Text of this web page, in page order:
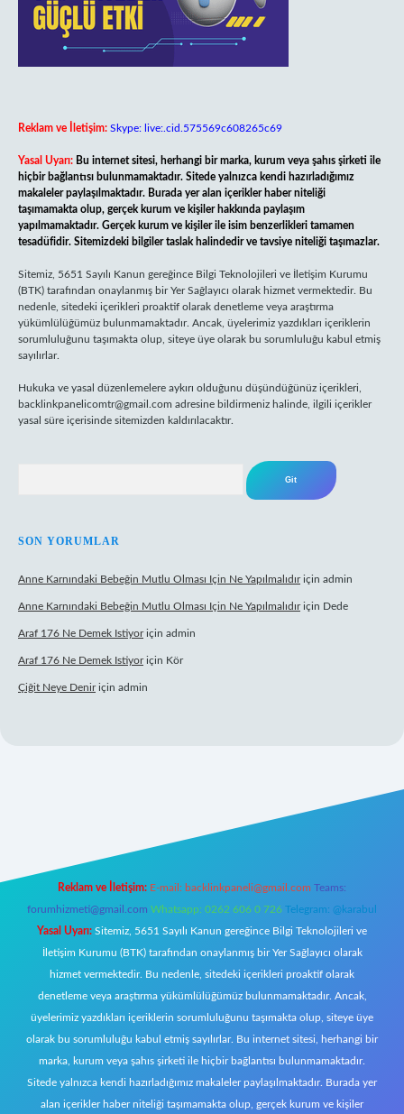
Reklam ve İletişim: Skype: live:.cid.575569c608265c69
Yasal Uyarı: Bu internet sitesi, herhangi bir marka, kurum veya şahıs şirketi ile
hiçbir bağlantısı bulunmamaktadır. Sitede yalnızca kendi hazırladığımız
makaleler paylaşılmaktadır. Burada yer alan içerikler haber niteliği
taşımamakta olup, gerçek kurum ve kişiler hakkında paylaşım
yapılmamaktadır. Gerçek kurum ve kişiler ile isim benzerlikleri tamamen
tesadüfidir. Sitemizdeki bilgiler taslak halindedir ve tavsiye niteliği taşımazlar.
Sitemiz, 5651 Sayılı Kanun gereğince Bilgi Teknolojileri ve İletişim Kurumu
(BTK) tarafından onaylanmış bir Yer Sağlayıcı olarak hizmet vermektedir. Bu
nedenle, sitedeki içerikleri proaktif olarak denetleme veya araştırma
yükümlülüğümüz bulunmamaktadır. Ancak, üyelerimiz yazdıkları içeriklerin
sorumluluğunu taşımakta olup, siteye üye olarak bu sorumluluğu kabul etmiş
sayılırlar.
Hukuka ve yasal düzenlemelere aykırı olduğunu düşündüğünüz içerikleri,
backlinkpanelicomtr@gmail.com adresine bildirmeniz halinde, ilgili içerikler
yasal süre içerisinde sitemizden kaldırılacaktır.
SON YORUMLAR
Anne Karnındaki Bebeğin Mutlu Olması Için Ne Yapılmalıdıriçin admin
Anne Karnındaki Bebeğin Mutlu Olması Için Ne Yapılmalıdıriçin Dede
Araf 176 Ne Demek Istiyoriçin admin
Araf 176 Ne Demek Istiyoriçin Kör
Çiğit Neye Deniriçin admin
Reklam ve İletişim: E-mail: backlinkpaneli@gmail.com Teams:
forumhizmeti@gmail.com Whatsapp: 0262 606 0 726 Telegram: @karabul
Yasal Uyarı: Sitemiz, 5651 Sayılı Kanun gereğince Bilgi Teknolojileri ve
İletişim Kurumu (BTK) tarafından onaylanmış bir Yer Sağlayıcı olarak
hizmet vermektedir. Bu nedenle, sitedeki içerikleri proaktif olarak
denetleme veya araştırma yükümlülüğümüz bulunmamaktadır. Ancak,
üyelerimiz yazdıkları içeriklerin sorumluluğunu taşımakta olup, siteye üye
olarak bu sorumluluğu kabul etmiş sayılırlar. Bu internet sitesi, herhangi bir
marka, kurum veya şahıs şirketi ile hiçbir bağlantısı bulunmamaktadır.
Sitede yalnızca kendi hazırladığımız makaleler paylaşılmaktadır. Burada yer
alan içerikler haber niteliği taşımamakta olup, gerçek kurum ve kişiler